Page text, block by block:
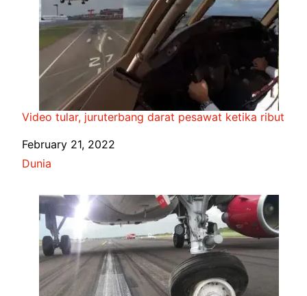
Video tular, juruterbang darat pesawat ketika ribut
Date
February 21, 2022
In relation to
Dunia